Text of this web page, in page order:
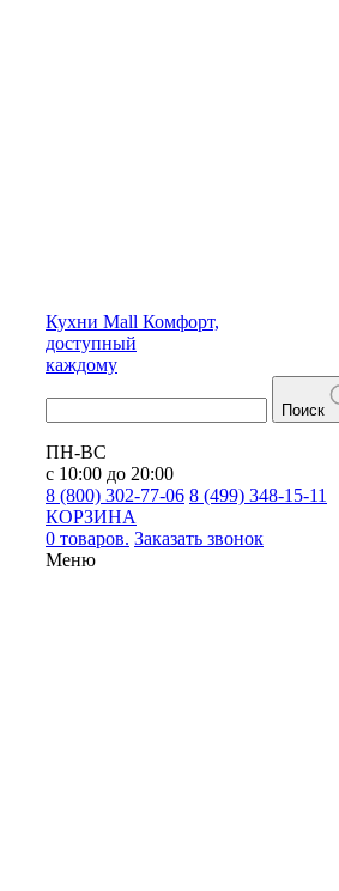
Кухни Mall Комфорт,
доступный
каждому
Поиск
ПН-ВС
с 10:00 до 20:00
8 (800) 302-77-06 8 (499) 348-15-11
КОРЗИНА
0 товаров. Заказать звонок
Меню